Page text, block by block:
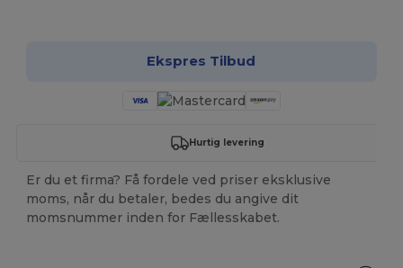
Ekspres Tilbud
Hurtig levering
Er du et firma? Få fordele ved priser eksklusive
moms, når du betaler, bedes du angive dit
momsnummer inden for Fællesskabet.